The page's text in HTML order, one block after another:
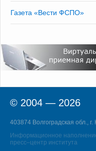
Газета «Вести ФСПО»
© 2004 — 2026
403874 Волгоградская обл.,
Информационное
пресс–центр института